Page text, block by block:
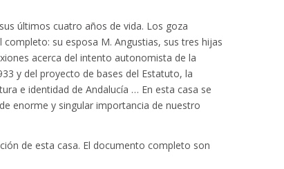
últimos cuatro años de vida. Los goza
su esposa M. Angustias, sus tres hijas
acerca del intento autonomista de la
y del proyecto de bases del Estatuto, la
e identidad de Andalucía … En esta casa se
enorme y singular importancia de nuestro
de esta casa. El documento completo son